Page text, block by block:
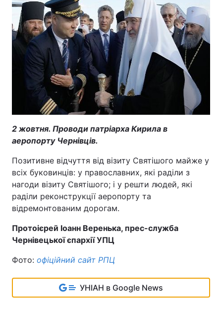
2 жовтня. Проводи патріарха Кирила в
аеропорту Чернівців.
Позитивне відчуття від візиту Святішого майже у
всіх буковинців: у православних, які раділи з
нагоди візиту Святішого; і у решти людей, які
раділи реконструкції аеропорту та
відремонтованим дорогам.
Протоієрей Іоанн Веренька, прес-служба
Чернівецької єпархії УПЦ
Фото: офіційний сайт РПЦ
УНІАН в Google News